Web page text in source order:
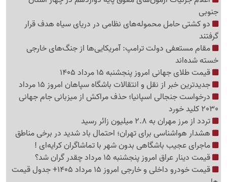
جنوبی
دو کشتی حامل محموله‌های نظامی در دریای سیاه هدف قرار
گرفتند
مقام مستعفی دولت ترامپ: آمریکایی‌ها از جنگ‌های خارجی
خسته شده‌اند
قیمت طلای جهانی امروز پنجشنبه 15 مرداد 1405
جدیدترین خبر از نقل و انتقالات باشگاه سپاهان امروز 15 مرداد
درخواست جنجالی اسپانیا؛ حذف مراکش از میزبانی جام جهانی
2030 کلید خورد
تردد از مرز مهران به 2.8 میلیون زائر رسید
هشدار هواشناسی برای تهران؛ احتمال باد شدید در برخی مناطق
ماجرای عجیب باشگاهی بدون شهر با تماشاگران کرایه‌ای !
قیمت دینار عراق امروز پنجشنبه 15 مرداد چقدر گران شد؟
قیمت خودرو داخلی و خارجی امروز 15 مرداد 1405+ جدول قیمت